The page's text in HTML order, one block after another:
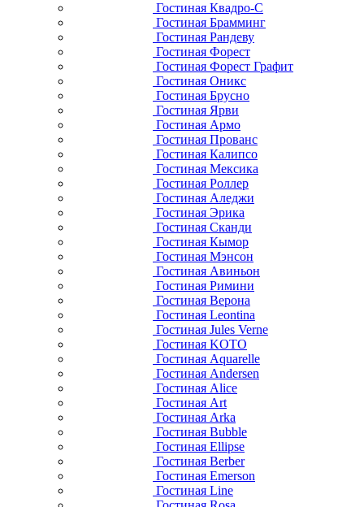
Гостиная Квадро-С
Гостиная Брамминг
Гостиная Рандеву
Гостиная Форест
Гостиная Форест Графит
Гостиная Оникс
Гостиная Брусно
Гостиная Ярви
Гостиная Армо
Гостиная Прованс
Гостиная Калипсо
Гостиная Мексика
Гостиная Роллер
Гостиная Аледжи
Гостиная Эрика
Гостиная Сканди
Гостиная Кымор
Гостиная Мэнсон
Гостиная Авиньон
Гостиная Римини
Гостиная Верона
Гостиная Leontina
Гостиная Jules Verne
Гостиная KOTO
Гостиная Aquarelle
Гостиная Andersen
Гостиная Alice
Гостиная Art
Гостиная Arka
Гостиная Bubble
Гостиная Ellipse
Гостиная Berber
Гостиная Emerson
Гостиная Line